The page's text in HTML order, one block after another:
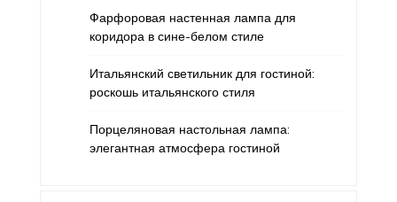
Фарфоровая настенная лампа для
коридора в сине-белом стиле
Итальянский светильник для гостиной:
роскошь итальянского стиля
Порцеляновая настольная лампа:
элегантная атмосфера гостиной